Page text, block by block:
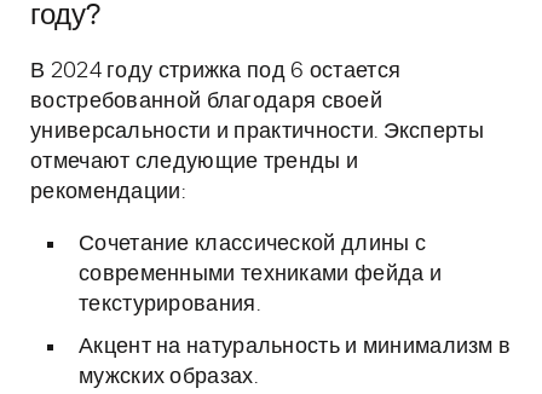
году?
В 2024 году стрижка под 6 остается
востребованной благодаря своей
универсальности и практичности. Эксперты
отмечают следующие тренды и
рекомендации:
Сочетание классической длины с
современными техниками фейда и
текстурирования.
Акцент на натуральность и минимализм в
мужских образах.